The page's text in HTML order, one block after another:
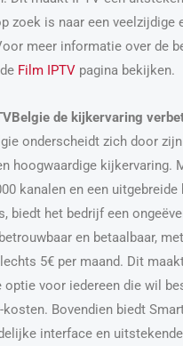
zoek is naar een veelzijdige
meer informatie over de
Film IPTV pagina bekijken.
de kijkervaring
onderscheidt zich door
hoogwaardige kijkervaring.
kanalen en een
biedt het bedrijf een
en betaalbaar,
5€ per maand. Dit
optie voor iedereen die wil
Bovendien biedt
interface en